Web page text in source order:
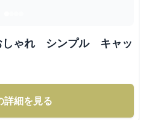
ゃれ シンプル キャッ
詳細を見る